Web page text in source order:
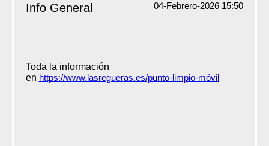
Info General 04-Febrero-2026 15:50
Toda la información
en https://www.lasregueras.es/punto-limpio-móvil